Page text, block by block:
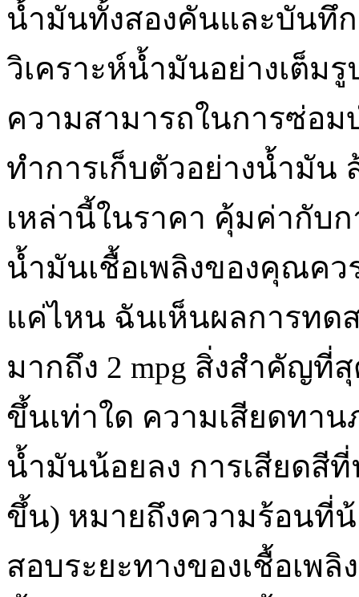
น้ำมันทั้งสองคันและบันทึ
วิเคราะห์น้ำมันอย่างเต็ม
ความสามารถในการซ่อม
ทำการเก็บตัวอย่างน้ำมัน
เหล่านี้ในราคา คุ้มค่ากับ
น้ำมันเชื้อเพลิงของคุณคว
แค่ไหน ฉันเห็นผลการทด
มากถึง 2 mpg สิ่งสำคัญที่
ขึ้นเท่าใด ความเสียดทา
น้ำมันน้อยลง การเสียดสีที่
ขึ้น) หมายถึงความร้อนที่
สอบระยะทางของเชื้อเพ